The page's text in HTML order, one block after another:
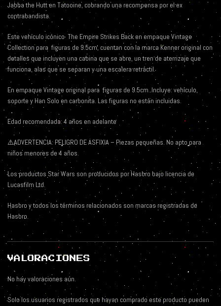
Jabba the Hutt en Tatooine, cobrando una recompensa por el ex
contrabandista.
Este vehículo icónico The Empire Strikes Back en empaque Vintage
Collection para figuras de 9.5cm, cuentan con la marca Kenner original con
detalles que incluyen una cabina que se abre, un tren de aterrizaje que
funciona, alas que se separan y una escalera retráctil.
En empaque Vintage original para figuras de 9.5cm. Incluye: vehículo,
soporte y Han Solo en carbonita. Las figuras no están incluidas.
Edad recomendada: 4 años en adelante
⚠️ADVERTENCIA: PELIGRO DE ASFIXIA – Piezas pequeñas. No apto para
niños menores de 4 años.
Los productos Star Wars son producidos por Hasbro bajo licencia de
Lucasfilm Ltd.
Hasbro y todos los términos relacionados son marcas registradas de
Hasbro.
VALORACIONES
No hay valoraciones aún.
Solo los usuarios registrados que hayan comprado este producto pueden